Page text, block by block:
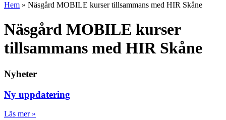
Hem » Näsgård MOBILE kurser tillsammans med HIR Skåne
Näsgård MOBILE kurser
tillsammans med HIR Skåne
Nyheter
Ny uppdatering
Läs mer »